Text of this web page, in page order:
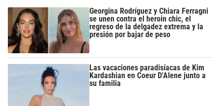
Georgina Rodríguez y Chiara Ferragni
se unen contra el heroin chic, el
regreso de la delgadez extrema y la
presión por bajar de peso
Las vacaciones paradisíacas de Kim
Kardashian en Coeur D'Alene junto a
su familia